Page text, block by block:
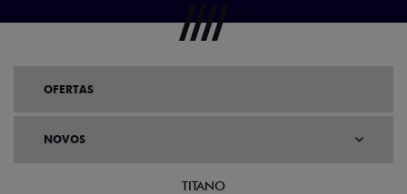
OFERTAS
NOVOS
TITANO